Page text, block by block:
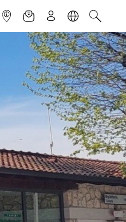
INFOPOINTNEWSLETTER
ISCRIVITILINGUACERCA